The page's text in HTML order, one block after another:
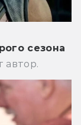
сезона
автор.